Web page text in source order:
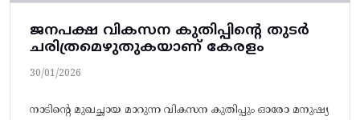
ജനപക്ഷ വികസന കുതിപ്പിന്റെ തുടർ
ചരിത്രമെഴുതുകയാണ് കേരളം
30/01/2026
നാടിൻ്റെ മുഖച്ഛായ മാറുന്ന വികസന കുതിപ്പും ഓരോ മനുഷ്യ